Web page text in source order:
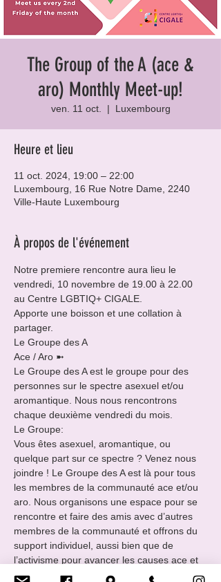
The Group of the A (ace &
aro) Monthly Meet-up!
ven. 11 oct.
  |
Luxembourg
Heure et lieu
11 oct. 2024, 19:00 – 22:00
Luxembourg, 16 Rue Notre Dame, 2240
Ville-Haute Luxembourg
À propos de l'événement
Notre premiere rencontre aura lieu le
vendredi, 10 novembre de 19.00 à 22.00
au Centre LGBTIQ+ CIGALE.
Apporte une boisson et une collation à
partager.
Le Groupe des A
Ace / Aro ➼
Le Groupe des A est le groupe pour des
personnes sur le spectre asexuel et/ou
aromantique. Nous nous rencontrons
chaque deuxième vendredi du mois.
Le Groupe:
Vous êtes asexuel, aromantique, ou
quelque part sur ce spectre ? Venez nous
joindre ! Le Groupe des A est là pour tous
les membres de la communauté ace et/ou
aro. Nous organisons une espace pour se
rencontre et faire des amis avec d’autres
membres de la communauté et offrons du
support individuel, aussi bien que de
l’activisme pour avancer les causes ace et
aro dans tout le pays.